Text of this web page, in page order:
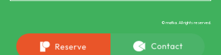
© matka. All rights reserved.